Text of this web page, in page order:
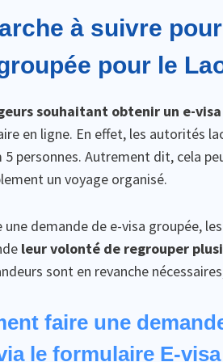
à suivre
pour le
souhaitant obtenir un e-
en ligne. En effet, les autorités
5 personnes. Autrement dit, cela
un voyage organisé.
une demande de e-visa groupée,
leur volonté de regrouper
sont en revanche
faire une
le formulaire E-